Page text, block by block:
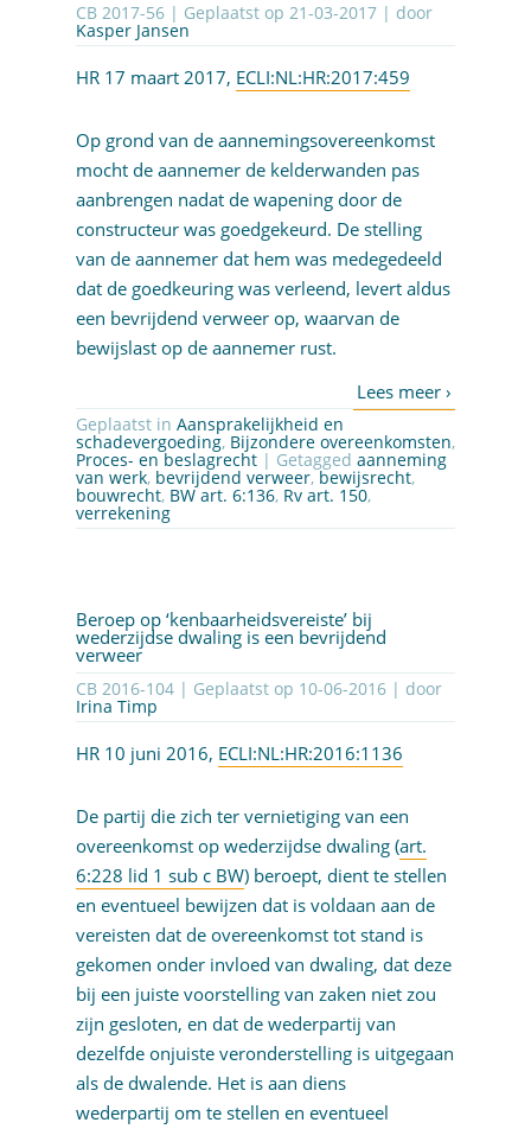
CB 2017-56 | Geplaatst op 21-03-2017| door
Kasper Jansen
HR 17 maart 2017, ECLI:NL:HR:2017:459
Op grond van de aannemingsovereenkomst
mocht de aannemer de kelderwanden pas
aanbrengen nadat de wapening door de
constructeur was goedgekeurd. De stelling
van de aannemer dat hem was medegedeeld
dat de goedkeuring was verleend, levert aldus
een bevrijdend verweer op, waarvan de
bewijslast op de aannemer rust.
Geplaatst in Aansprakelijkheid en
schadevergoeding, Bijzondere overeenkomsten,
Proces- en beslagrecht | Getagged aanneming
van werk, bevrijdend verweer, bewijsrecht,
bouwrecht, BW art. 6:136, Rv art. 150,
verrekening
Beroep op ‘kenbaarheidsvereiste’ bij
wederzijdse dwaling is een bevrijdend
verweer
CB 2016-104 | Geplaatst op 10-06-2016| door
Irina Timp
HR 10 juni 2016, ECLI:NL:HR:2016:1136
De partij die zich ter vernietiging van een
overeenkomst op wederzijdse dwaling (art.
6:228 lid 1 sub c BW) beroept, dient te stellen
en eventueel bewijzen dat is voldaan aan de
vereisten dat de overeenkomst tot stand is
gekomen onder invloed van dwaling, dat deze
bij een juiste voorstelling van zaken niet zou
zijn gesloten, en dat de wederpartij van
dezelfde onjuiste veronderstelling is uitgegaan
als de dwalende. Het is aan diens
wederpartij om te stellen en eventueel